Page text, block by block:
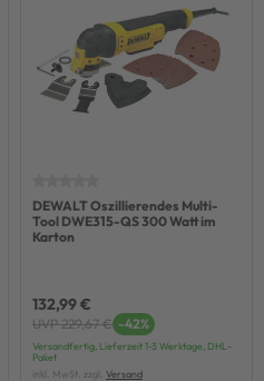
DEWALT Oszillierendes Multi-
Tool DWE315-QS 300 Watt im
Karton
132,99 €
UVP 229,67 € -42%
Versandfertig, Lieferzeit 1-3 Werktage, DHL-
Paket
inkl. MwSt. zzgl. Versand